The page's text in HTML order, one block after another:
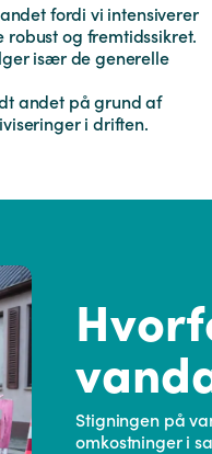
fordi vi intensiverer
og fremtidssikret.
især de generelle
andet på grund af
i driften.
Stigningen på
omkostninger i